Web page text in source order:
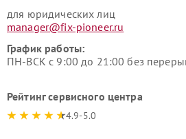
для юридических лиц
manager@fix-pioneer.ru
График работы:
ПН-ВСК с 9:00 до 21:00 без
Рейтинг сервисного центра
4.9-5.0